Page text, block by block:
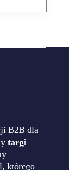
B2B dla
targi
którego